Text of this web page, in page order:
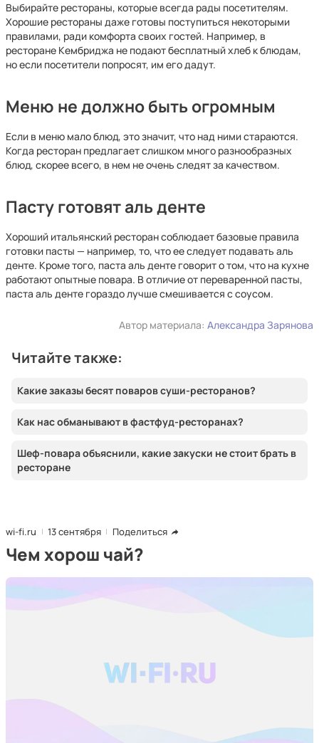
Выбирайте рестораны, которые всегда рады посетителям.
Хорошие рестораны даже готовы поступиться некоторыми
правилами, ради комфорта своих гостей. Например, в
ресторане Кембриджа не подают бесплатный хлеб к блюдам,
но если посетители попросят, им его дадут.
Меню не должно быть огромным
Если в меню мало блюд, это значит, что над ними стараются.
Когда ресторан предлагает слишком много разнообразных
блюд, скорее всего, в нем не очень следят за качеством.
Пасту готовят аль денте
Хороший итальянский ресторан соблюдает базовые правила
готовки пасты — например, то, что ее следует подавать аль
денте. Кроме того, паста аль денте говорит о том, что на кухне
работают опытные повара. В отличие от переваренной пасты,
паста аль денте гораздо лучше смешивается с соусом.
Автор материала: Александра Зарянова
Читайте также:
Какие заказы бесят поваров суши-ресторанов?
Как нас обманывают в фастфуд-ресторанах?
Шеф-повара объяснили, какие закуски не стоит брать в
ресторане
wi-fi.ru 13 сентября Поделиться
Чем хорош чай?